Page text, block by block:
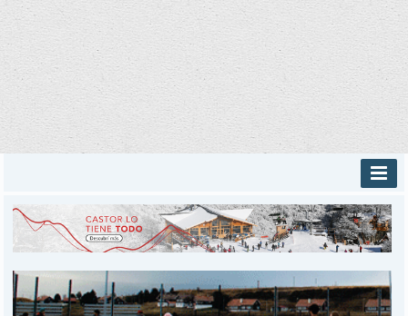
INICIO
PROVINCIALES
DEPORTES
POLICIALES